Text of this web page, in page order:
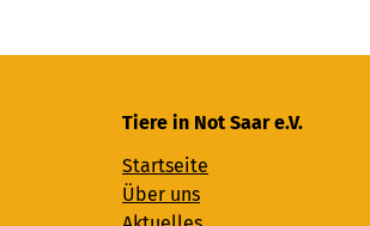
Tiere in Not Saar e.V.
Startseite
Über uns